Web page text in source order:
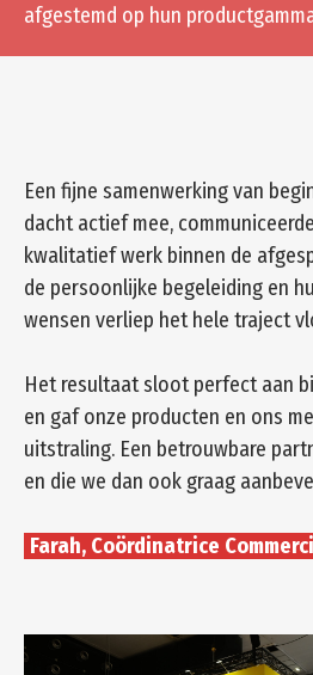
afgestemd op hun
Een fijne samenwerking van
dacht actief mee,
kwalitatief werk binnen de
de persoonlijke begeleiding en
wensen verliep het hele traject
Het resultaat sloot perfect aan
en gaf onze producten en ons
uitstraling. Een betrouwbare
en die we dan ook graag
Farah, Coördinatrice